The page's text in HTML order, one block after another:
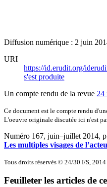
Diffusion numérique : 2 juin
URI
https://id.erudit.org/
s'est produite
Un compte rendu de la revue 24
Ce document est le compte rendu
L'oeuvre originale discutée ici n'est
Numéro 167, juin–juillet 2014,
Les multiples visages de
Tous droits réservés © 24/30 I/S, 2014
Feuilleter les articles de